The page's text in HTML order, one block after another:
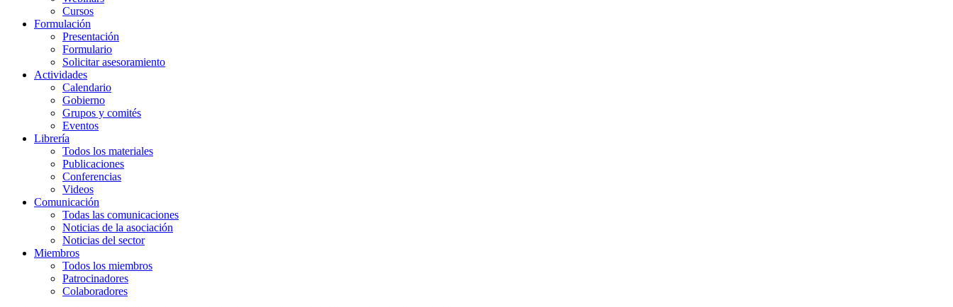
Cursos
Formulación
Presentación
Formulario
Solicitar asesoramiento
Actividades
Calendario
Gobierno
Grupos y comités
Eventos
Librería
Todos los materiales
Publicaciones
Conferencias
Videos
Comunicación
Todas las comunicaciones
Noticias de la asociación
Noticias del sector
Miembros
Todos los miembros
Patrocinadores
Colaboradores